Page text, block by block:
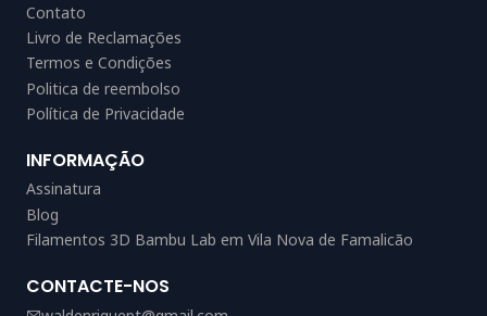
Contato
Livro de Reclamações
Termos e Condições
Politica de reembolso
Política de Privacidade
INFORMAÇÃO
Assinatura
Blog
Filamentos 3D Bambu Lab em Vila Nova de Famalicão
CONTACTE-NOS